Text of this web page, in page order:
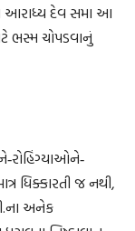
આરાધ્ય દેવ સમા આ
ભસ્મ ચોપડવાનું
ધિક્કારતી જ નથી,
અનેક